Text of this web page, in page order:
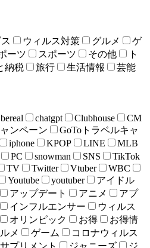
ウィルス対策 グルメ
ゲ
ーツ スポーツ その他
ト
納税 旅行 生活情報 芸能
bereal chatgpt Clubhouse
CM
ンペーン
GoToトラベルキャ
iphone KPOP LINE
MLB
PC snowman SNS
TikTok
TV Twitter Vtuber
WBC
Youtube youtuber
アイドル
アップデート アニメ
アプ
インフルエンサー
ウィルス
オリンピック お得
お得情
メ ゲーム
コロナウィルス